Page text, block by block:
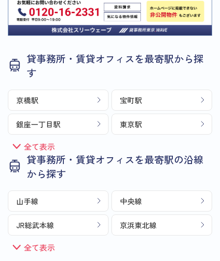
貸事務所・賃貸オフィスを最寄駅から探
す
京橋駅 宝町駅
銀座一丁目駅 東京駅
全て表示
貸事務所・賃貸オフィスを最寄駅の沿線
から探す
山手線 中央線
JR総武本線 京浜東北線
全て表示